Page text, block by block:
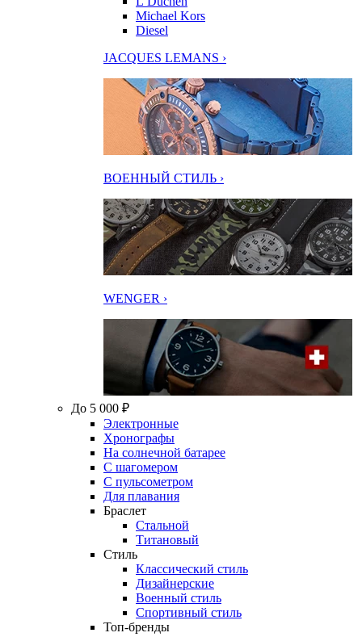
Michael Kors
Diesel
JACQUES LEMANS ›
ВОЕННЫЙ СТИЛЬ ›
WENGER ›
До 5 000 ₽
Электронные
Хронографы
На солнечной батарее
С шагомером
С пульсометром
Для плавания
Браслет
Стальной
Титановый
Стиль
Классический стиль
Дизайнерские
Военный стиль
Спортивный стиль
Топ-бренды